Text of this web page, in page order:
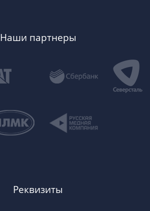
Наши партнеры
Реквизиты